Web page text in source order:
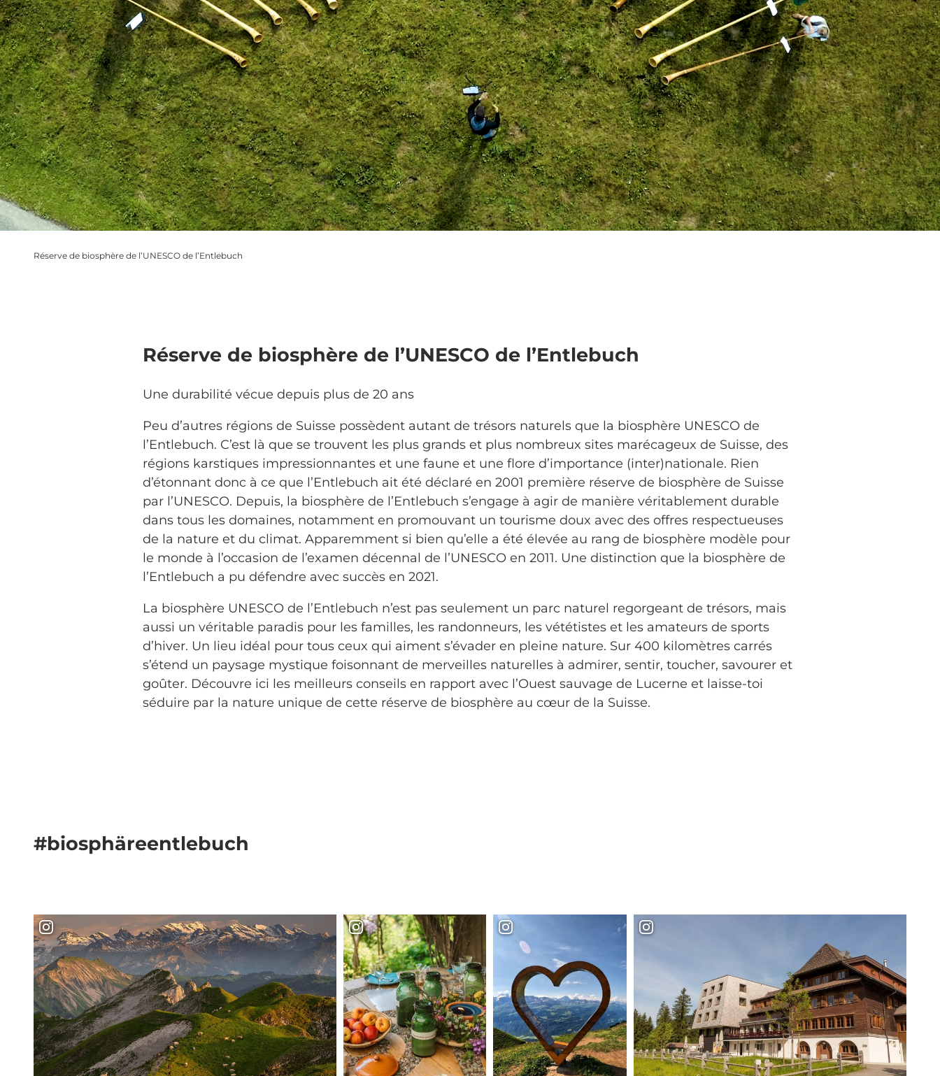
Réserve de biosphère de l’UNESCO de l’Entlebuch
Réserve de biosphère de l’UNESCO de l’Entlebuch
Une durabilité vécue depuis plus de 20 ans
Peu d’autres régions de Suisse possèdent autant de trésors naturels que la biosphère UNESCO de
l’Entlebuch. C’est là que se trouvent les plus grands et plus nombreux sites marécageux de Suisse, des
régions karstiques impressionnantes et une faune et une flore d’importance (inter)nationale. Rien
d’étonnant donc à ce que l’Entlebuch ait été déclaré en 2001 première réserve de biosphère de Suisse
par l’UNESCO. Depuis, la biosphère de l’Entlebuch s’engage à agir de manière véritablement durable
dans tous les domaines, notamment en promouvant un tourisme doux avec des offres respectueuses
de la nature et du climat. Apparemment si bien qu’elle a été élevée au rang de biosphère modèle pour
le monde à l’occasion de l’examen décennal de l’UNESCO en 2011. Une distinction que la biosphère de
l’Entlebuch a pu défendre avec succès en 2021.
La biosphère UNESCO de l’Entlebuch n’est pas seulement un parc naturel regorgeant de trésors, mais
aussi un véritable paradis pour les familles, les randonneurs, les vététistes et les amateurs de sports
d’hiver. Un lieu idéal pour tous ceux qui aiment s’évader en pleine nature. Sur 400 kilomètres carrés
s’étend un paysage mystique foisonnant de merveilles naturelles à admirer, sentir, toucher, savourer et
goûter. Découvre ici les meilleurs conseils en rapport avec l’Ouest sauvage de Lucerne et laisse-toi
séduire par la nature unique de cette réserve de biosphère au cœur de la Suisse.
#biosphäreentlebuch